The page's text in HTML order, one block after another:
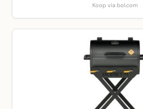
Koop via bol.com